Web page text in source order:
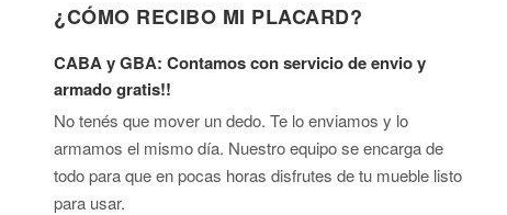
¿CÓMO RECIBO MI PLACARD?
CABA y GBA: Contamos con servicio de envio y
armado gratis!!
No tenés que mover un dedo. Te lo enviamos y lo
armamos el mismo día. Nuestro equipo se encarga de
todo para que en pocas horas disfrutes de tu mueble listo
para usar.